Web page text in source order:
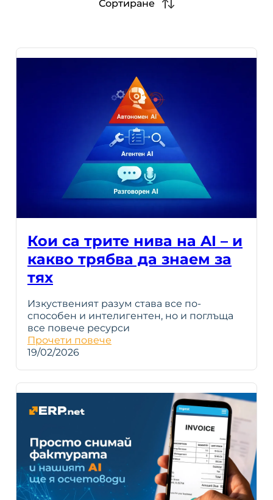
Сортиране
Кои са трите нива на AI – и
какво трябва да знаем за
тях
Изкуственият разум става все по-
способен и интелигентен, но и поглъща
все повече ресурси
Прочети повече
19/02/2026